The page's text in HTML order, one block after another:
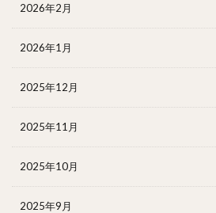
2026年2月
2026年1月
2025年12月
2025年11月
2025年10月
2025年9月